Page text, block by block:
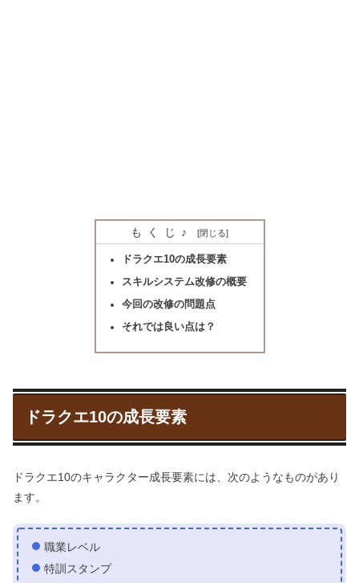
もくじ♪
ドラクエ10の成長要素
スキルシステム改修の概要
今回の改修の問題点
それでは良い点は？
ドラクエ10の成長要素
ドラクエ10のキャラクター成長要素には、次のようなものがあり
ます。
職業レベル
特訓スタンプ